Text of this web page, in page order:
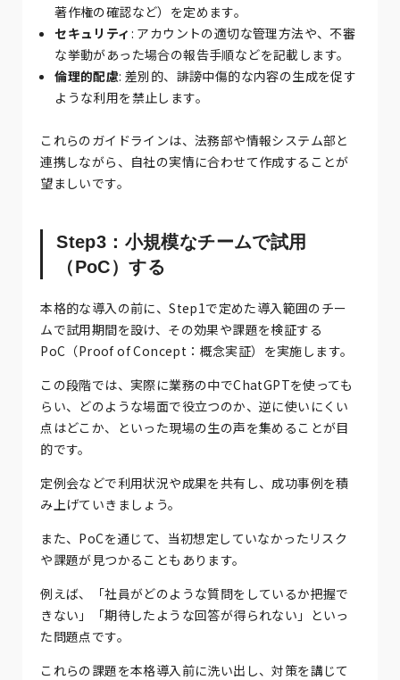
著作権の確認など）を定めます。
セキュリティ : アカウントの適切な管理方法や、不審
な挙動があった場合の報告手順などを記載します。
倫理的配慮: 差別的、誹謗中傷的な内容の生成を促す
ような利用を禁止します。
これらのガイドラインは、法務部や情報システム部と
連携しながら、自社の実情に合わせて作成することが
望ましいです。
Step3：小規模なチームで試用
（PoC）する
本格的な導入の前に、Step1で定めた導入範囲のチー
ムで試用期間を設け、その効果や課題を検証する
PoC（Proof of Concept：概念実証）を実施します。
この段階では、実際に業務の中でChatGPTを使っても
らい、どのような場面で役立つのか、逆に使いにくい
点はどこか、といった現場の生の声を集めることが目
的です。
定例会などで利用状況や成果を共有し、成功事例を積
み上げていきましょう。
また、PoCを通じて、当初想定していなかったリスク
や課題が見つかることもあります。
例えば、「社員がどのような質問をしているか把握で
きない」「期待したような回答が得られない」といっ
た問題点です。
これらの課題を本格導入前に洗い出し、対策を講じて